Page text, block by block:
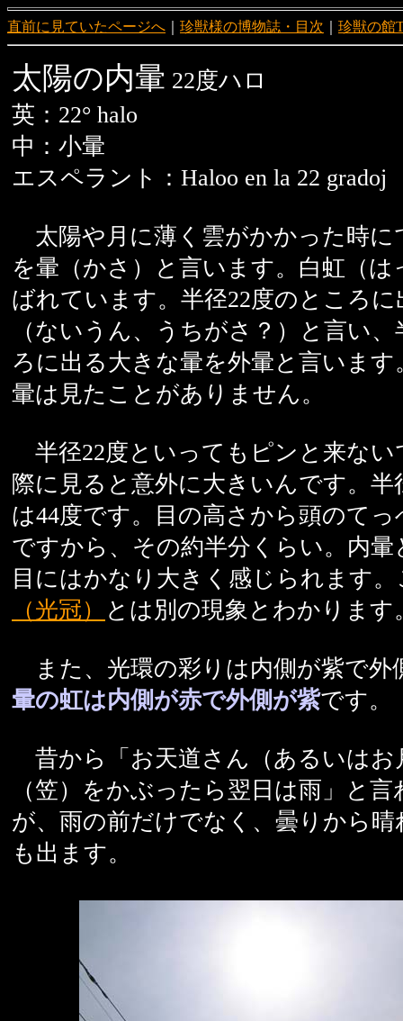
直前に見ていたページへ 珍獣様の博物誌・目次 珍獣の館
太陽の内暈 22度ハロ
英：22° halo
中：小暈
エスペラント：Haloo en la 22 gradoj
太陽や月に薄く雲がかかった時に
を暈（かさ）と言います。白虹（
ばれています。半径22度のところ
（ないうん、うちがさ？）と言い
ろに出る大きな暈を外暈と言いま
暈は見たことがありません。
半径22度といってもピンと来ない
際に見ると意外に大きいんです。半
は44度です。目の高さから頭のて
ですから、その約半分くらい。内
目にはかなり大きく感じられます
（光冠）
とは別の現象とわかります
また、光環の彩りは内側が紫で外
暈の虹は内側が赤で外側が紫です。
昔から「お天道さん（あるいはお
（笠）をかぶったら翌日は雨」と
が、雨の前だけでなく、曇りから
も出ます。